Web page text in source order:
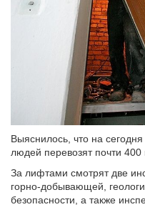
Выяснилось, что на
людей перевозят почти
За лифтами смотрят две
горно-добывающей,
безопасности, а также